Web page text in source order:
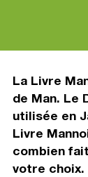
La Livre
de Man. Le
utilisée en
Livre
combien
votre choix.